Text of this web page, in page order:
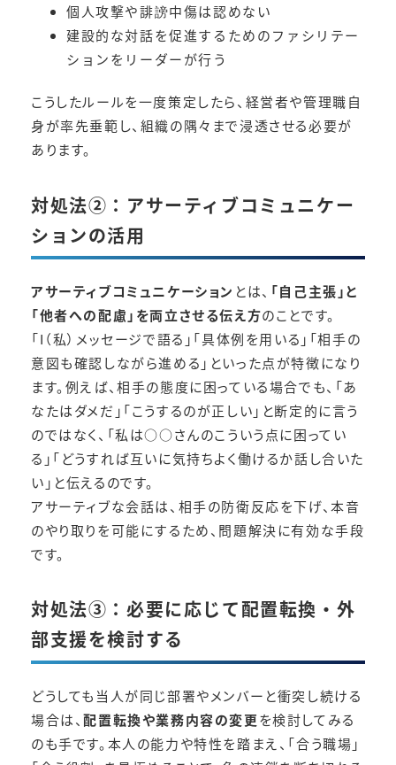
個人攻撃や誹謗中傷は認めない
建設的な対話を促進するためのファシリテー
ションをリーダーが行う
こうしたルールを一度策定したら、経営者や管理職自
身が率先垂範し、組織の隅々まで浸透させる必要が
あります。
対処法②：アサーティブコミュニケー
ションの活用
アサーティブコミュニケーション とは、 「自己主張」と
「他者への配慮」を両立させる伝え方のことです。
「I（私）メッセージで語る」「具体例を用いる」「相手の
意図も確認しながら進める」といった点が特徴になり
ます。例えば、相手の態度に困っている場合でも、「あ
なたはダメだ」「こうするのが正しい」と断定的に言う
のではなく、「私は○○さんのこういう点に困ってい
る」「どうすれば互いに気持ちよく働けるか話し合いた
い」と伝えるのです。
アサーティブな会話は、相手の防衛反応を下げ、本音
のやり取りを可能にするため、問題解決に有効な手段
です。
対処法③：必要に応じて配置転換・外
部支援を検討する
どうしても当人が同じ部署やメンバーと衝突し続ける
場合は、配置転換や業務内容の変更を検討してみる
のも手です。本人の能力や特性を踏まえ、「合う職場」